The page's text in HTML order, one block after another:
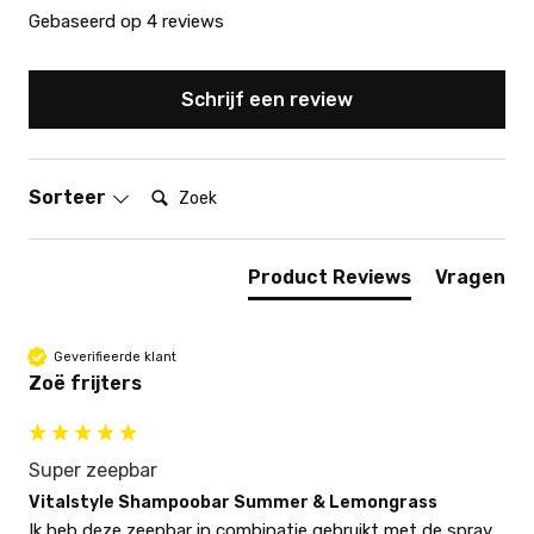
Gebaseerd op 4 reviews
Schrijf een review
Sorteer Zoek:
Product Reviews Vragen
Geverifieerde klant
Zoë frijters
Super zeepbar
Vitalstyle Shampoobar Summer & Lemongrass